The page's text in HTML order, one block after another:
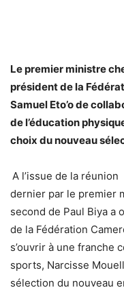
Le premier ministre
président de la
Samuel Eto’o de
de l’éducation
choix du nouveau
A l’issue de la
dernier par le premier
second de Paul Biya a
de la Fédération
s’ouvrir à une franche
sports, Narcisse
sélection du nouveau